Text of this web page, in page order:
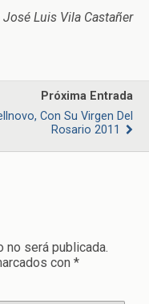
Luis Vila Castañer
Próxima Entrada
Con Su Virgen Del
Rosario 2011
no será publicada.
con *